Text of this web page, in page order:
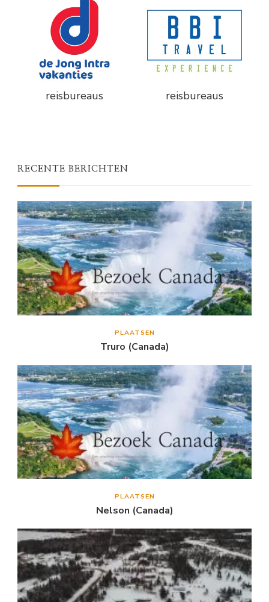
reisbureaus reisbureaus
RECENTE BERICHTEN
PLAATSEN
Truro (Canada)
PLAATSEN
Nelson (Canada)